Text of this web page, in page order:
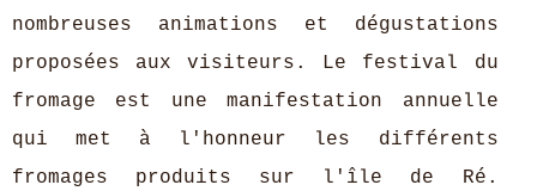
nombreuses animations et dégustations
proposées aux visiteurs. Le festival du
fromage est une manifestation annuelle
qui met à l'honneur les différents
fromages produits sur l'île de Ré.